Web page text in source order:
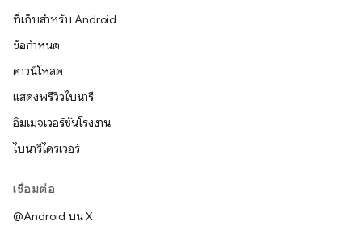
ที่เก็บสำหรับ Android
ข้อกำหนด
ดาวน์โหลด
แสดงพรีวิวไบนารี
อิมเมจเวอร์ชันโรงงาน
ไบนารีไดรเวอร์
เชื่อมต่อ
@Android บน X